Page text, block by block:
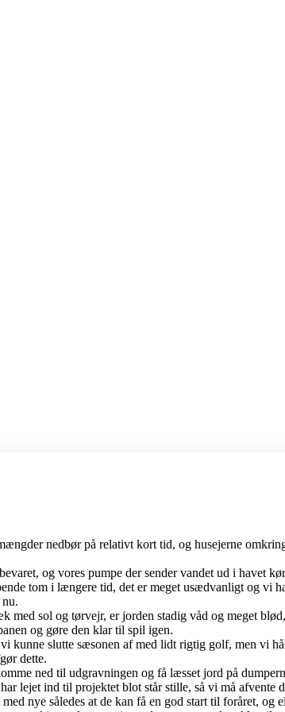
nedbør på relativt kort tid, og husejerne
og vores pumpe der sender vandet ud i havet
tom i længere tid, det er meget usædvanligt og vi
sol og tørvejr, er jorden stadig våd og meget
og gøre den klar til spil igen.
kunne slutte sæsonen af med lidt rigtig golf, men vi
dette.
ned til udgravningen og få læsset jord på
lejet ind til projektet blot står stille, så vi må afvente
nye således at de kan få en god start til foråret, og